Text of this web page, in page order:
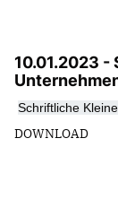
10.01.2023
Schriftliche
DOWNLOAD